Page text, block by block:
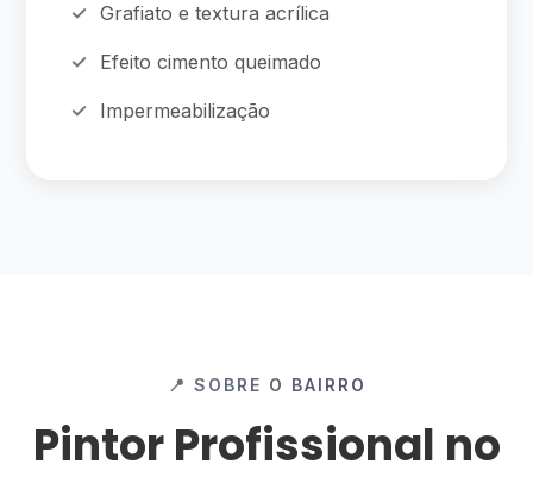
Grafiato e textura acrílica
Efeito cimento queimado
Impermeabilização
📍 SOBRE O BAIRRO
Pintor Profissional no